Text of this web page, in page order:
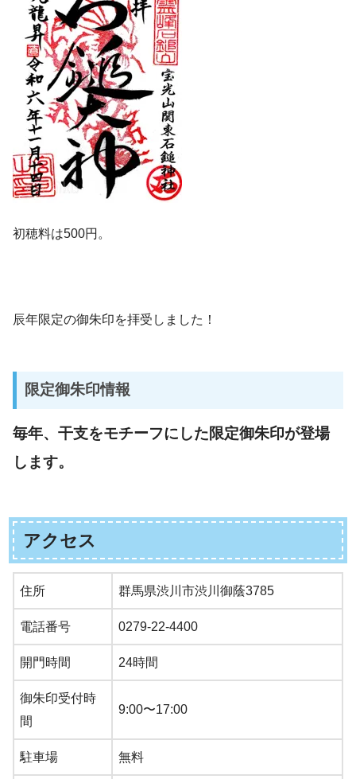
初穂料は500円。
辰年限定の御朱印を拝受しました！
限定御朱印情報
毎年、干支をモチーフにした限定御朱印が登場
します。
アクセス
住所 群馬県渋川市渋川御蔭3785
電話番号 0279-22-4400
開門時間 24時間
御朱印受付時
間
9:00〜17:00
駐車場 無料